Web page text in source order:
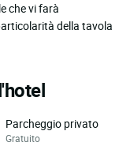
che vi farà
della tavola
Parcheggio privato
Gratuito